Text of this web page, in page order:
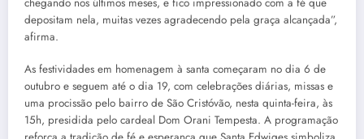
depositam nela, muitas vezes agradecendo pela graça alcançada”,
afirma.
As festividades em homenagem à santa começaram no dia 6 de
outubro e seguem até o dia 19, com celebrações diárias, missas e
uma procissão pelo bairro de São Cristóvão, nesta quinta-feira, às
15h, presidida pelo cardeal Dom Orani Tempesta. A programação